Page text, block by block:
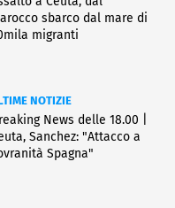
sbarco dal mare di
migranti
NOTIZIE
News delle 18.00 |
Sanchez: "Attacco a
Spagna"